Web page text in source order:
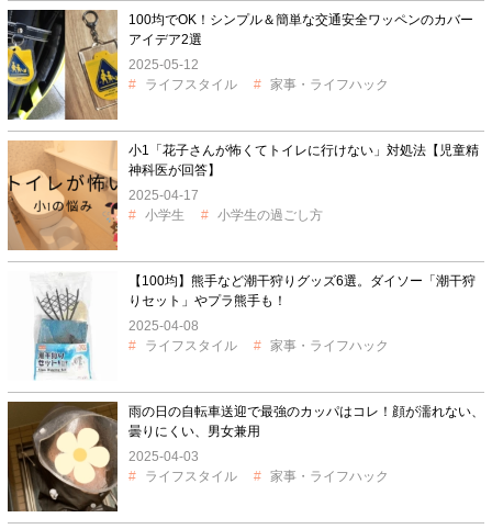
100均でOK！シンプル＆簡単な交通安全ワッペンのカバー
アイデア2選
2025-05-12
ライフスタイル
家事・ライフハック
小1「花子さんが怖くてトイレに行けない」対処法【児童精
神科医が回答】
2025-04-17
小学生
小学生の過ごし方
【100均】熊手など潮干狩りグッズ6選。ダイソー「潮干狩
りセット」やプラ熊手も！
2025-04-08
ライフスタイル
家事・ライフハック
雨の日の自転車送迎で最強のカッパはコレ！顔が濡れない、
曇りにくい、男女兼用
2025-04-03
ライフスタイル
家事・ライフハック